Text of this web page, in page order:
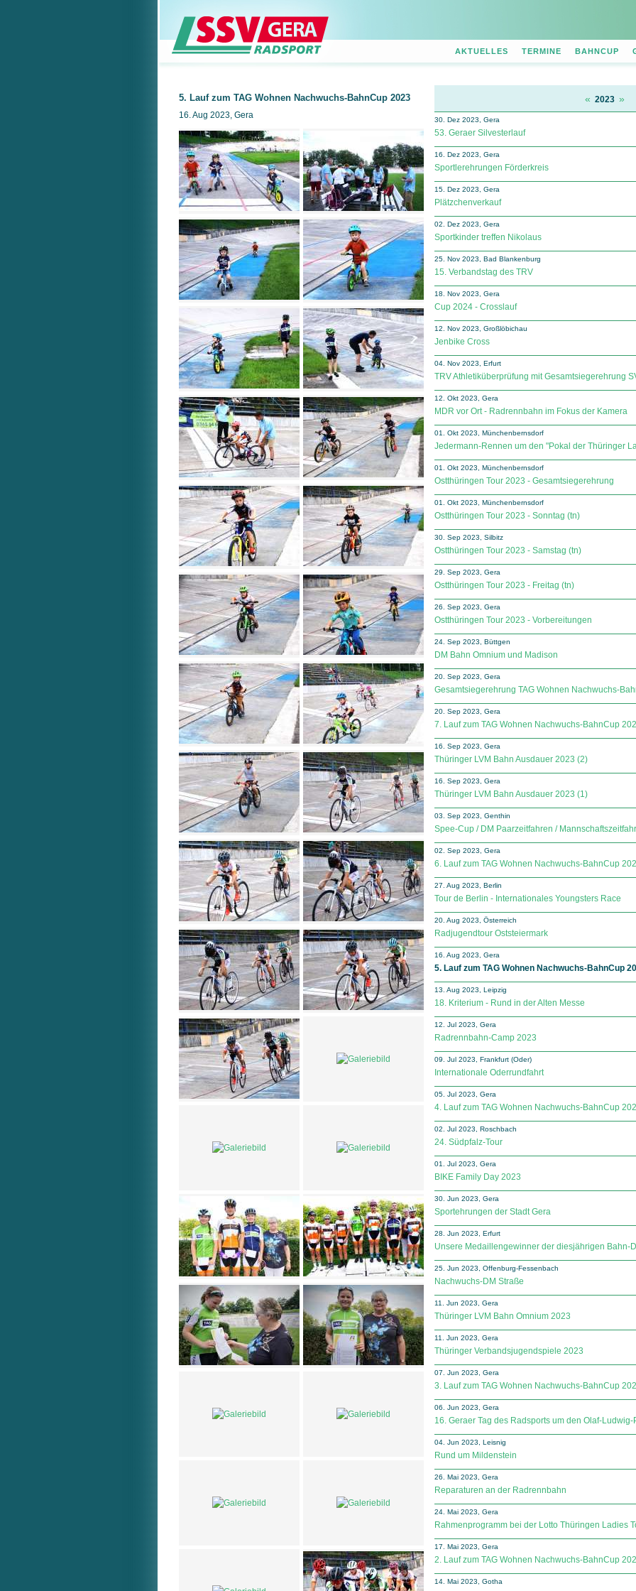
AKTUELLES TERMINE BAHNCUP
5. Lauf zum TAG Wohnen Nachwuchs-BahnCup 2023
16. Aug 2023, Gera
« 2023 »
30. Dez 2023, Gera
53. Geraer Silvesterlauf
16. Dez 2023, Gera
Sportlerehrungen Förderkreis
15. Dez 2023, Gera
Plätzchenverkauf
02. Dez 2023, Gera
Sportkinder treffen Nikolaus
25. Nov 2023, Bad Blankenburg
15. Verbandstag des TRV
18. Nov 2023, Gera
Cup 2024 - Crosslauf
12. Nov 2023, Großlöbichau
Jenbike Cross
04. Nov 2023, Erfurt
TRV Athletiküberprüfung mit Gesamtsiegerehrung
12. Okt 2023, Gera
MDR vor Ort - Radrennbahn im Fokus der Kamera
01. Okt 2023, Münchenbernsdorf
Jedermann-Rennen um den "Pokal der Thüringer
01. Okt 2023, Münchenbernsdorf
Ostthüringen Tour 2023 - Gesamtsiegerehrung
01. Okt 2023, Münchenbernsdorf
Ostthüringen Tour 2023 - Sonntag (tn)
30. Sep 2023, Silbitz
Ostthüringen Tour 2023 - Samstag (tn)
29. Sep 2023, Gera
Ostthüringen Tour 2023 - Freitag (tn)
26. Sep 2023, Gera
Ostthüringen Tour 2023 - Vorbereitungen
24. Sep 2023, Büttgen
DM Bahn Omnium und Madison
20. Sep 2023, Gera
Gesamtsiegerehrung TAG Wohnen Nachwuchs-
20. Sep 2023, Gera
7. Lauf zum TAG Wohnen Nachwuchs-BahnCup
16. Sep 2023, Gera
Thüringer LVM Bahn Ausdauer 2023 (2)
16. Sep 2023, Gera
Thüringer LVM Bahn Ausdauer 2023 (1)
03. Sep 2023, Genthin
Spee-Cup / DM Paarzeitfahren /
02. Sep 2023, Gera
6. Lauf zum TAG Wohnen Nachwuchs-BahnCup
27. Aug 2023, Berlin
Tour de Berlin - Internationales Youngsters Race
20. Aug 2023, Österreich
Radjugendtour Oststeiermark
16. Aug 2023, Gera
5. Lauf zum TAG Wohnen Nachwuchs-BahnCup
13. Aug 2023, Leipzig
18. Kriterium - Rund in der Alten Messe
12. Jul 2023, Gera
Radrennbahn-Camp 2023
09. Jul 2023, Frankfurt (Oder)
Internationale Oderrundfahrt
05. Jul 2023, Gera
4. Lauf zum TAG Wohnen Nachwuchs-BahnCup
02. Jul 2023, Roschbach
24. Südpfalz-Tour
01. Jul 2023, Gera
BIKE Family Day 2023
30. Jun 2023, Gera
Sportehrungen der Stadt Gera
28. Jun 2023, Erfurt
Unsere Medaillengewinner der diesjährigen Bahn-
25. Jun 2023, Offenburg-Fessenbach
Nachwuchs-DM Straße
11. Jun 2023, Gera
Thüringer LVM Bahn Omnium 2023
11. Jun 2023, Gera
Thüringer Verbandsjugendspiele 2023
07. Jun 2023, Gera
3. Lauf zum TAG Wohnen Nachwuchs-BahnCup
06. Jun 2023, Gera
16. Geraer Tag des Radsports um den Olaf-Ludwig-
04. Jun 2023, Leisnig
Rund um Mildenstein
26. Mai 2023, Gera
Reparaturen an der Radrennbahn
24. Mai 2023, Gera
Rahmenprogramm bei der Lotto Thüringen Ladies
17. Mai 2023, Gera
2. Lauf zum TAG Wohnen Nachwuchs-BahnCup
14. Mai 2023, Gotha